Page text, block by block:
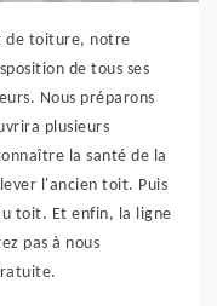
de toiture, notre
de tous ses
Nous préparons
plusieurs
la santé de la
l'ancien toit. Puis
toit. Et enfin, la ligne
pas à nous